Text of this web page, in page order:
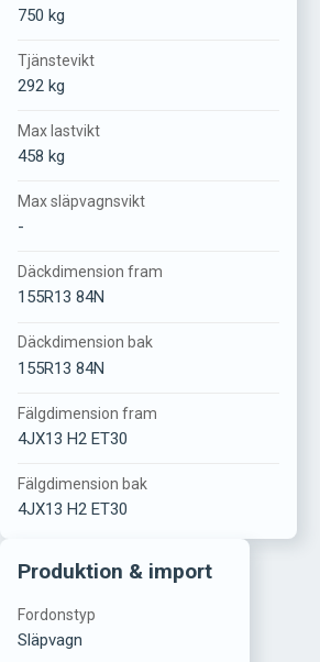
750 kg
Tjänstevikt
292 kg
Max lastvikt
458 kg
Max släpvagnsvikt
-
Däckdimension fram
155R13 84N
Däckdimension bak
155R13 84N
Fälgdimension fram
4JX13 H2 ET30
Fälgdimension bak
4JX13 H2 ET30
Produktion & import
Fordonstyp
Släpvagn